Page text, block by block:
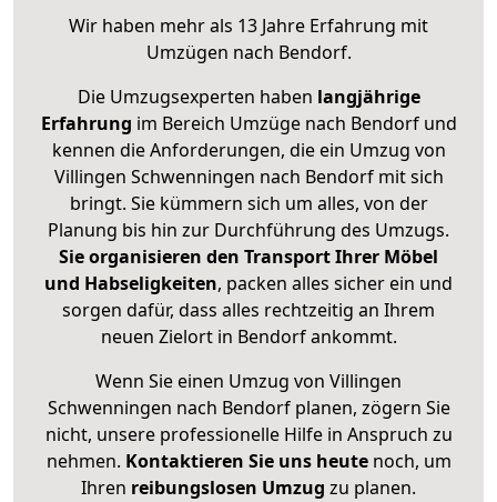
Wir haben mehr als 13 Jahre Erfahrung mit
Umzügen nach Bendorf.
Die Umzugsexperten haben langjährige
Erfahrung im Bereich Umzüge nach Bendorf und
kennen die Anforderungen, die ein Umzug von
Villingen Schwenningen nach Bendorf mit sich
bringt. Sie kümmern sich um alles, von der
Planung bis hin zur Durchführung des Umzugs.
Sie organisieren den Transport Ihrer Möbel
und Habseligkeiten, packen alles sicher ein und
sorgen dafür, dass alles rechtzeitig an Ihrem
neuen Zielort in Bendorf ankommt.
Wenn Sie einen Umzug von Villingen
Schwenningen nach Bendorf planen, zögern Sie
nicht, unsere professionelle Hilfe in Anspruch zu
nehmen. Kontaktieren Sie uns heutenoch, um
Ihren reibungslosen Umzug zu planen.